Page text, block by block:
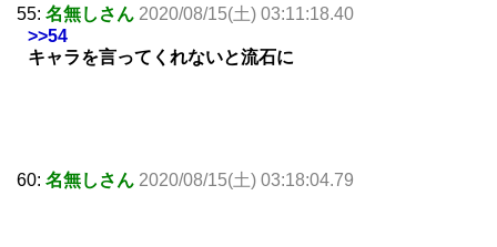
55: 名無しさん 2020/08/15(土) 03:11:18.40
>>54
キャラを言ってくれないと流石に
60: 名無しさん 2020/08/15(土) 03:18:04.79